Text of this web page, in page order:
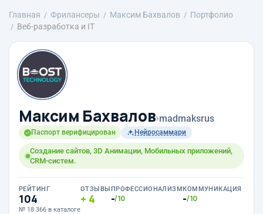
Главная Фрилансеры Максим Бахвалов
Портфолио
Веб-разработка и IT
Максим Бахвалов›madmaksrus
Паспорт верифицирован Нейросаммари
Создание сайтов, 3D Анимации, Мобильных приложений,
CRM-систем.
РЕЙТИНГ
104
№ 18 366 в каталоге
ОТЗЫВЫ
4
ПРОФЕССИОНАЛИЗМ
-/10
КОММУНИКАЦИЯ
-/10